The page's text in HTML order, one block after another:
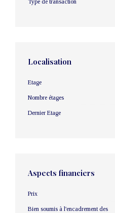
Localisation
Etage
Nombre étages
Dernier Etage
Aspects financiers
Prix
Bien soumis à l'encadrement des